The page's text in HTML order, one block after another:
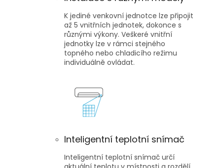
K jediné venkovní jednotce lze připojit
až 5 vnitřních jednotek, dokonce s
různými výkony. Veškeré vnitřní
jednotky lze v rámci stejného
topného nebo chladicího režimu
individuálně ovládat.
Inteligentní teplotní snímač
Inteligentní teplotní snímač určí